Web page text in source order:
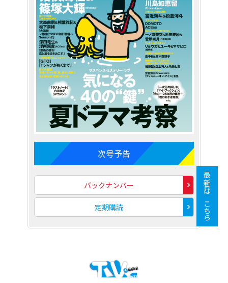
次号予告
バックナンバー
定期購読 最新号はこちら